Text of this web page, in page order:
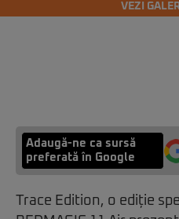
VEZI
Adaugă-ne ca sursă
preferată în Google
Trace Edition, o ediție